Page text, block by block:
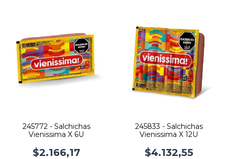
245772 - Salchichas
Vienissima X 6U
$2.166,17
245833 - Salchichas
Vienissima X 12U
$4.132,55